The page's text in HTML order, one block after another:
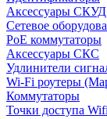
Аксессуары СКУД
Сетевое
PoE коммутаторы
Аксессуары СКС
Удлинители
Wi-Fi роутеры
Коммутаторы
Точки доступа Wifi